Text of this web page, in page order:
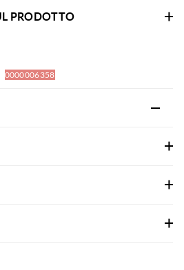
PRODOTTO
0000006358